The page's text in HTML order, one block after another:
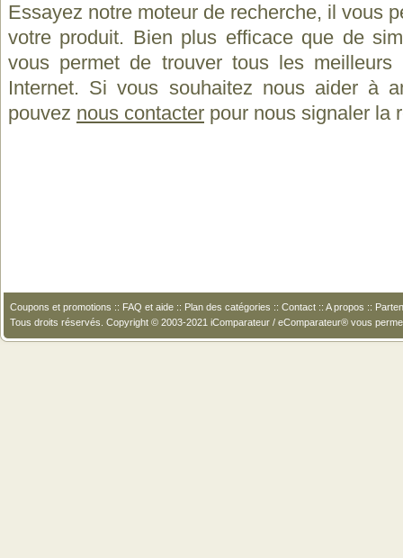
Essayez notre moteur de recherche, il vous
votre produit. Bien plus efficace que de
vous permet de trouver tous les
Internet. Si vous souhaitez nous aider à
pouvez nous contacter pour nous signaler la
Coupons et promotions :: FAQ et aide :: Plan des catégories :: Contact :: A propos ::
Tous droits réservés. Copyright © 2003-2021 iComparateur / eComparateur® vous